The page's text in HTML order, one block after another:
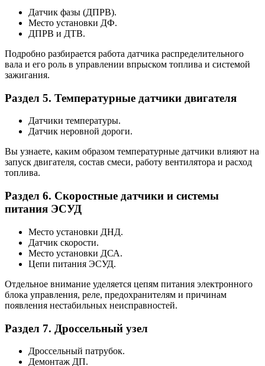
Датчик фазы (ДПРВ).
Место установки ДФ.
ДПРВ и ДТВ.
Подробно разбирается работа датчика распределительного
вала и его роль в управлении впрыском топлива и системой
зажигания.
Раздел 5. Температурные датчики двигателя
Датчики температуры.
Датчик неровной дороги.
Вы узнаете, каким образом температурные датчики влияют на
запуск двигателя, состав смеси, работу вентилятора и расход
топлива.
Раздел 6. Скоростные датчики и системы
питания ЭСУД
Место установки ДНД.
Датчик скорости.
Место установки ДСА.
Цепи питания ЭСУД.
Отдельное внимание уделяется цепям питания электронного
блока управления, реле, предохранителям и причинам
появления нестабильных неисправностей.
Раздел 7. Дроссельный узел
Дроссельный патрубок.
Демонтаж ДП.